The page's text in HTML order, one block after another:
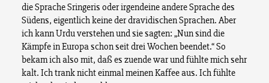
die Sprache Sringeris oder irgendeine andere Sprache des
Südens, eigentlich keine der dravidischen Sprachen. Aber
ich kann Urdu verstehen und sie sagten: „Nun sind die
Kämpfe in Europa schon seit drei Wochen beendet.“ So
bekam ich also mit, daß es zuende war und fühlte mich sehr
kalt. Ich trank nicht einmal meinen Kaffee aus. Ich fühlte